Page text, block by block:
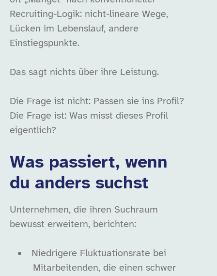
Recruiting-Logik: nicht-lineare Wege,
Lücken im Lebenslauf, andere
Einstiegspunkte.
Das sagt nichts über ihre Leistung.
Die Frage ist nicht: Passen sie ins Profil?
Die Frage ist: Was misst dieses Profil
eigentlich?
Was passiert, wenn
du anders suchst
Unternehmen, die ihren Suchraum
bewusst erweitern, berichten:
•
Niedrigere Fluktuationsrate bei
Mitarbeitenden, die einen schwer